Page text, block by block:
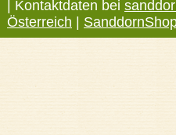
| Kontaktdaten bei
Österreich |